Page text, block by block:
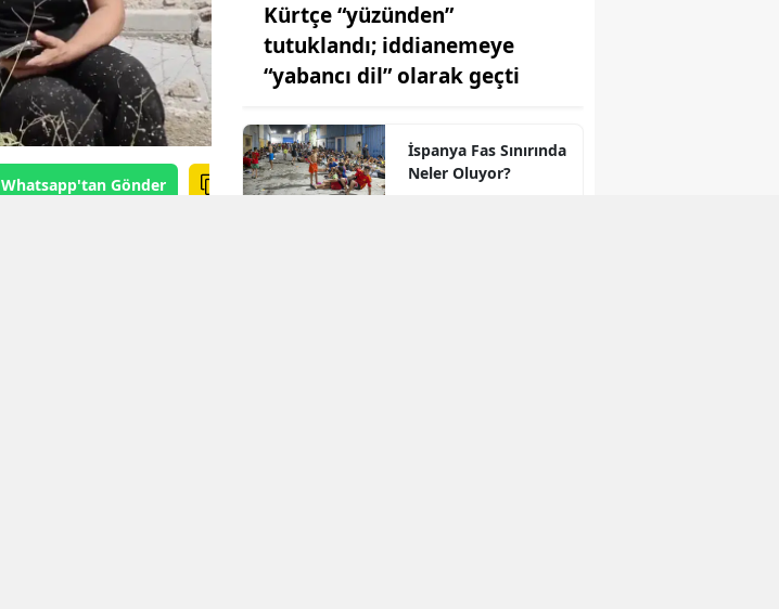
Whatsapp'tan Gönder
Kürtçe “yüzünden”
tutuklandı; iddianemeye
“yabancı dil” olarak geçti
İspanya Fas Sınırında
Neler Oluyor?